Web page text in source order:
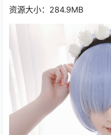
资源大小：284.9MB